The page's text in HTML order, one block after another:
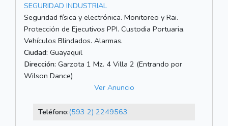
SEGURIDAD INDUSTRIAL
Seguridad física y electrónica. Monitoreo y Rai.
Protección de Ejecutivos PPI. Custodia Portuaria.
Vehículos Blindados. Alarmas.
Ciudad: Guayaquil
Dirección: Garzota 1 Mz. 4 Villa 2 (Entrando por
Wilson Dance)
Ver Anuncio
Teléfono:(593 2) 2249563